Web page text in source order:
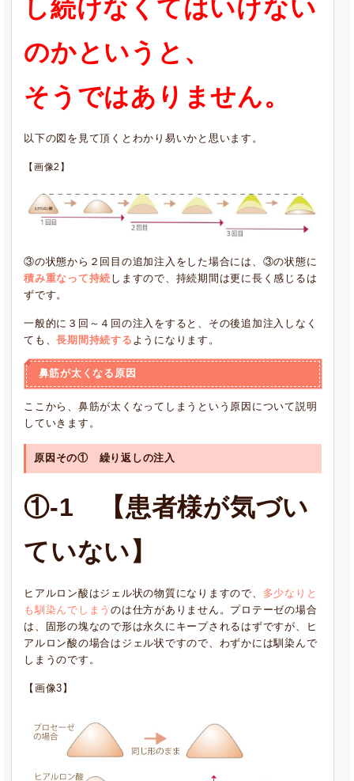
し続けなくてはいけない
のかというと、
そうではありません。
以下の図を見て頂くとわかり易いかと思います。
【画像2】
③の状態から２回目の追加注入をした場合には、③の状態に
積み重なって持続 しますので、持続期間は更に長く感じるは
ずです。
一般的に３回～４回の注入をすると、その後追加注入しなく
ても、長期間持続する ようになります。
鼻筋が太くなる原因
ここから、鼻筋が太くなってしまうという原因について説明
していきます。
原因その① 繰り返しの注入
①-1 【患者様が気づい
ていない】
ヒアルロン酸はジェル状の物質になりますので、
多少なりと
も馴染んでしまう のは仕方がありません。プロテーゼの場合
は、固形の塊なので形は永久にキープされるはずですが、ヒ
アルロン酸の場合はジェル状ですので、わずかには馴染んで
しまうのです。
【画像3】